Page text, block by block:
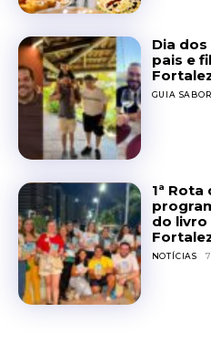
Dia
pais e
GUIA
1ª
do livro
NOTÍCIAS